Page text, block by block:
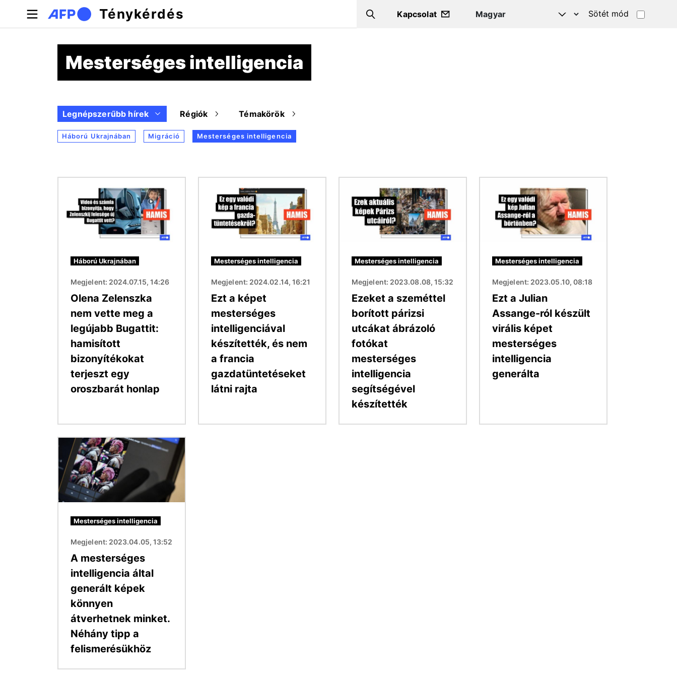
Ténykérdés Search
Kapcsolat Sötét mód
Mesterséges intelligencia
Legnépszerűbb hírek Régiók Témakörök
Háború Ukrajnában Migráció Mesterséges intelligencia
Háború Ukrajnában
Megjelent: 2024.07.15, 14:26
Olena Zelenszka
nem vette meg a
legújabb Bugattit:
hamisított
bizonyítékokat
terjeszt egy
oroszbarát honlap
Mesterséges intelligencia
Megjelent: 2024.02.14, 16:21
Ezt a képet
mesterséges
intelligenciával
készítették, és nem
a francia
gazdatüntetéseket
látni rajta
Mesterséges intelligencia
Megjelent: 2023.08.08, 15:32
Ezeket a szeméttel
borított párizsi
utcákat ábrázoló
fotókat
mesterséges
intelligencia
segítségével
készítették
Mesterséges intelligencia
Megjelent: 2023.05.10, 08:18
Ezt a Julian
Assange-ról készült
virális képet
mesterséges
intelligencia
generálta
Kép
Mesterséges intelligencia
Megjelent: 2023.04.05, 13:52
A mesterséges
intelligencia által
generált képek
könnyen
átverhetnek minket.
Néhány tipp a
felismerésükhöz